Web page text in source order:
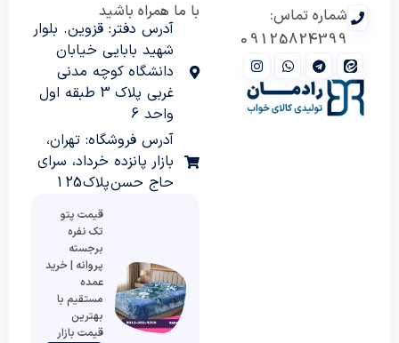
شماره تماس:
09125824399
با ما همراه باشید
آدرس دفتر: قزوین. بلوار
شهید بابایی خیابان
دانشگاه کوچه مدنی
غربی پلاک 3 طبقه اول
واحد 6
آدرس فروشگاه: تهران،
بازار پانزده خرداد، سرای
حاج حسن پلاک 125
قیمت پتو
تک نفره
برجسته
پروانه | خرید
عمده
مستقیم با
بهترین
قیمت بازار